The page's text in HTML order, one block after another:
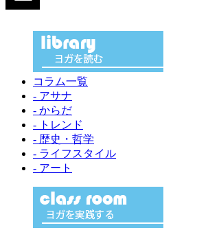
コラム一覧
- アサナ
- からだ
- トレンド
- 歴史・哲学
- ライフスタイル
- アート